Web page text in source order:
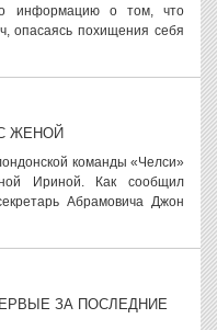
информацию о том, что
опасаясь похищения себя
ЖЕНОЙ
команды «Челси»
Ириной. Как сообщил
Абрамовича Джон
ЗА ПОСЛЕДНИЕ